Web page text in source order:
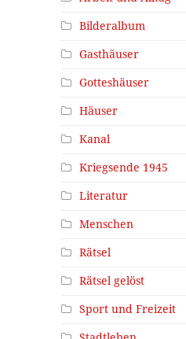
Bilderalbum
Gasthäuser
Gotteshäuser
Häuser
Kanal
Kriegsende 1945
Literatur
Menschen
Rätsel
Rätsel gelöst
Sport und Freizeit